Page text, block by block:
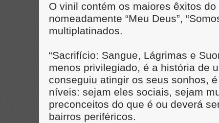
O vinil contém os maiores êxitos
nomeadamente “Meu Deus”,
multiplatinados.
“Sacrifício: Sangue, Lágrimas e
menos privilegiado, é a história de
conseguiu atingir os seus sonhos,
níveis: sejam eles sociais, sejam
preconceitos do que é ou deverá
bairros periféricos.